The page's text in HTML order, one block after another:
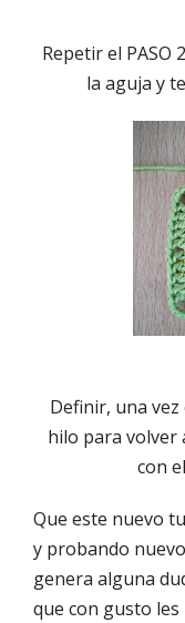
Repetir el PASO
la aguja y
Definir, una vez
hilo para volver
con
Que este nuevo
y probando
genera alguna
que con gusto